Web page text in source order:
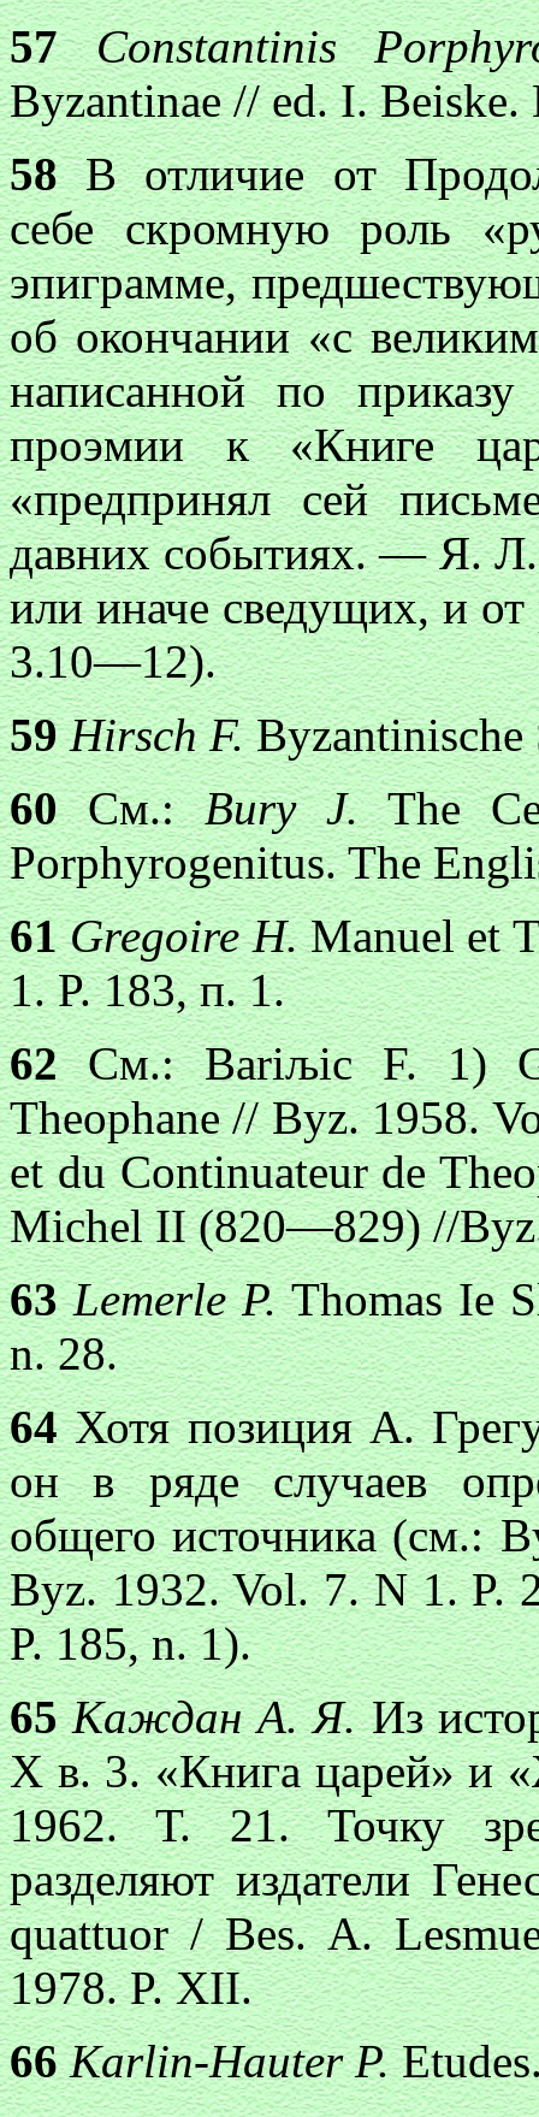
57
Constantinis
Byzantinae // ed. I. Beiske.
58В отличие от
себе скромную роль
эпиграмме,
об окончании «с
написанной по
проэмии к «Книге
«предпринял сей
давних событиях. — Я.
или иначе сведущих, и
3.10—12).
59 Hirsch F.Byzantinische
60См.:Bury J.The
Porphyrogenitus. The
61 Gregoire H.Manuel et
1. P. 183, п. 1.
62См.: Bariљic F. 1)
Theophane // Byz. 1958.
et du Continuateur de
Michel II (820—829) //
63 Lemerle P.Thomas Ie
n. 28.
64Хотя позиция А.
он в ряде случаев
общего источника (см.:
Byz. 1932. Vol. 7. N 1. P.
P. 185, n. 1).
65 Каждан А. Я.Из
Х в. 3. «Книга царей» и
1962. Т. 21. Точку
разделяют издатели
quattuor / Bes. A.
1978. P. XII.
66 Karlin-Hauter P.